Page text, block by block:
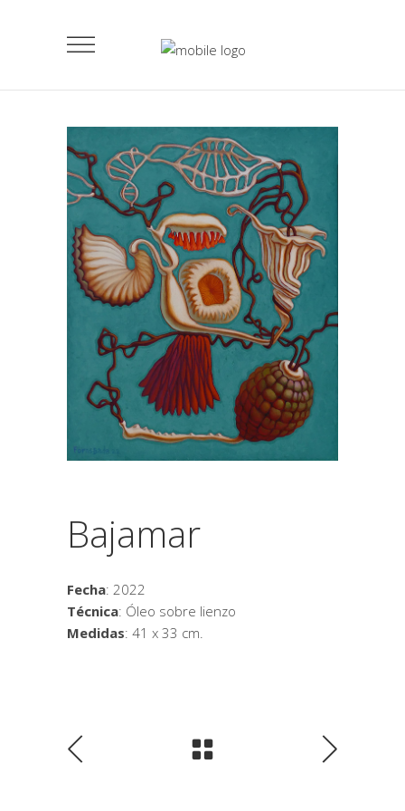
Bajamar
Fecha: 2022
Técnica: Óleo sobre lienzo
Medidas: 41 x 33 cm.